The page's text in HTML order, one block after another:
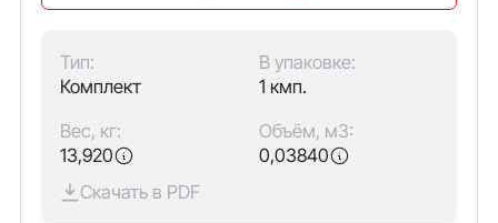
Тип:
Комплект
В упаковке:
1 кмп.
Вес, кг:
13,920
Объём, м3:
0,03840
Скачать в PDF